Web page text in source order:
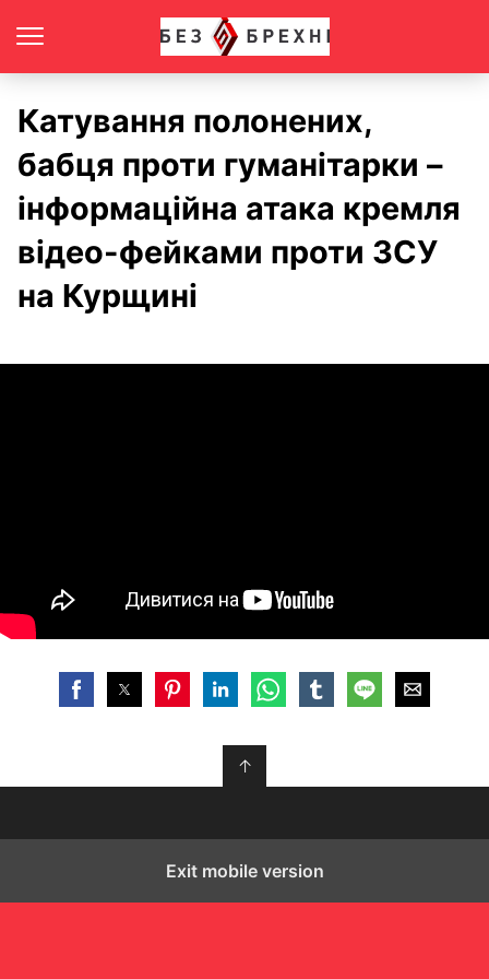
Катування полонених,
бабця проти гуманітарки –
інформаційна атака кремля
відео-фейками проти ЗСУ
на Курщині
↑
Exit mobile version